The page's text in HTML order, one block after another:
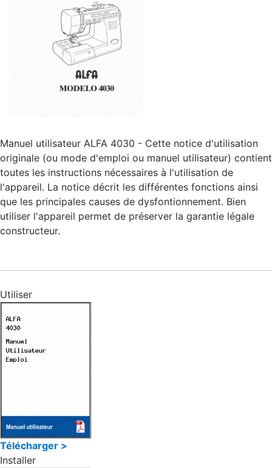
Manuel utilisateur ALFA 4030 - Cette notice d'utilisation
originale (ou mode d'emploi ou manuel utilisateur) contient
toutes les instructions nécessaires à l'utilisation de
l'appareil. La notice décrit les différentes fonctions ainsi
que les principales causes de dysfontionnement. Bien
utiliser l'appareil permet de préserver la garantie légale
constructeur.
Utiliser
Télécharger >
Installer